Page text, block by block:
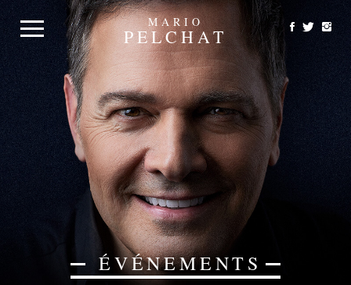
MARIO
PELCHAT
ÉVÉNEMENTS